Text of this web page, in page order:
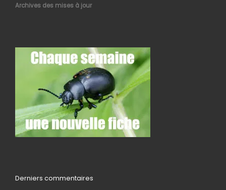
Archives des mises à jour
Derniers commentaires